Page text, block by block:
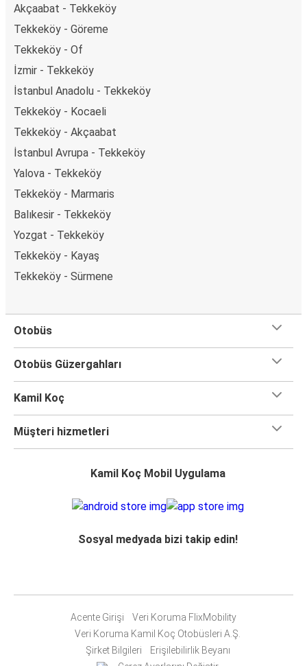
Akçaabat - Tekkeköy
Tekkeköy - Göreme
Tekkeköy - Of
İzmir - Tekkeköy
İstanbul Anadolu - Tekkeköy
Tekkeköy - Kocaeli
Tekkeköy - Akçaabat
İstanbul Avrupa - Tekkeköy
Yalova - Tekkeköy
Tekkeköy - Marmaris
Balıkesir - Tekkeköy
Yozgat - Tekkeköy
Tekkeköy - Kayaş
Tekkeköy - Sürmene
Otobüs
Otobüs Güzergahları
Kamil Koç
Müşteri hizmetleri
Kamil Koç Mobil Uygulama
Sosyal medyada bizi takip edin!
Acente Girişi
Veri Koruma FlixMobility
Veri Koruma Kamil Koç Otobüsleri A.Ş.
Şirket Bilgileri
Erişilebilirlik Beyanı